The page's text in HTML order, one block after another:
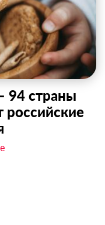
94 страны
российские